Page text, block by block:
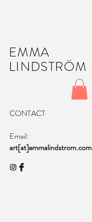
EMMA
LINDSTRÖM
CONTACT
Email:
art[at]emmalindstrom.com